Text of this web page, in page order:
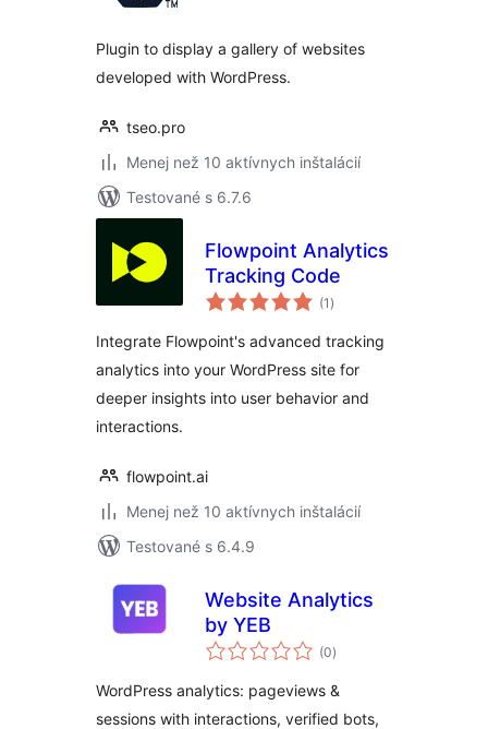
Plugin to display a gallery of websites
developed with WordPress.
tseo.pro
Menej než 10 aktívnych inštalácií
Testované s 6.7.6
Flowpoint Analytics
Tracking Code
(1 celkové
hodnotenie
)
Integrate Flowpoint's advanced tracking
analytics into your WordPress site for
deeper insights into user behavior and
interactions.
flowpoint.ai
Menej než 10 aktívnych inštalácií
Testované s 6.4.9
Website Analytics
by YEB
(0celkové
hodnotenie
)
WordPress analytics: pageviews &
sessions with interactions, verified bots,